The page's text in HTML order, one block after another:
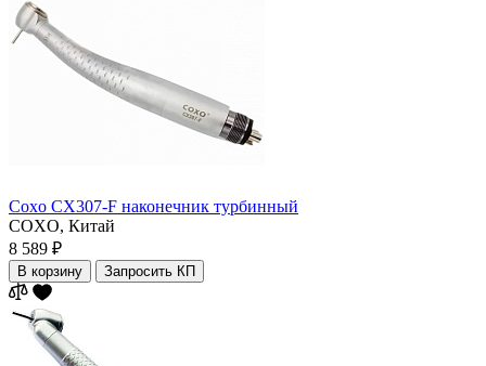
Coxo CX307-F наконечник турбинный
COXO, Китай
8 589 ₽
В корзину Запросить КП